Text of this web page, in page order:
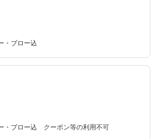
ブロー込
ブロー込 クーポン等の利用不可